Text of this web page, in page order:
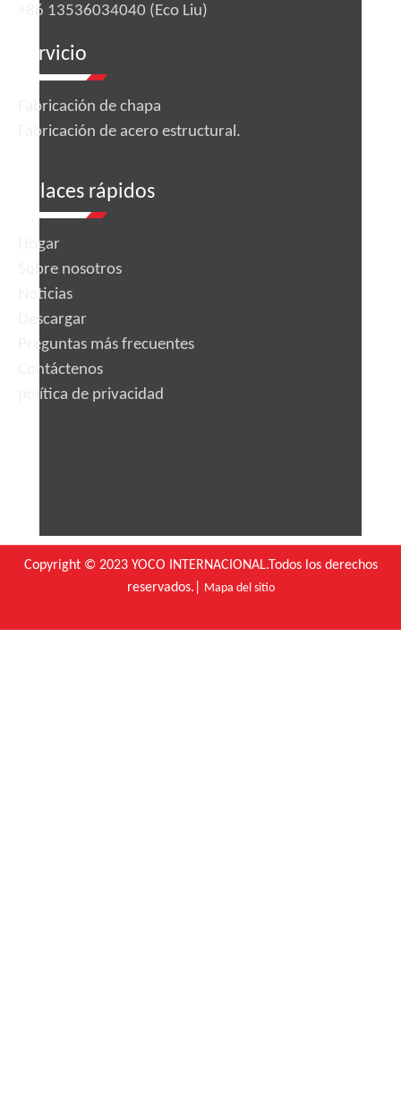
+86 13536034040 (Eco Liu)
Servicio
Fabricación de chapa
Fabricación de acero estructural.
enlaces rápidos
Hogar
Sobre nosotros
Noticias
Descargar
Preguntas más frecuentes
Contáctenos
política de privacidad
Copyright © 2023 YOCO INTERNACIONAL.Todos los derechos
reservados.|
Mapa del sitio